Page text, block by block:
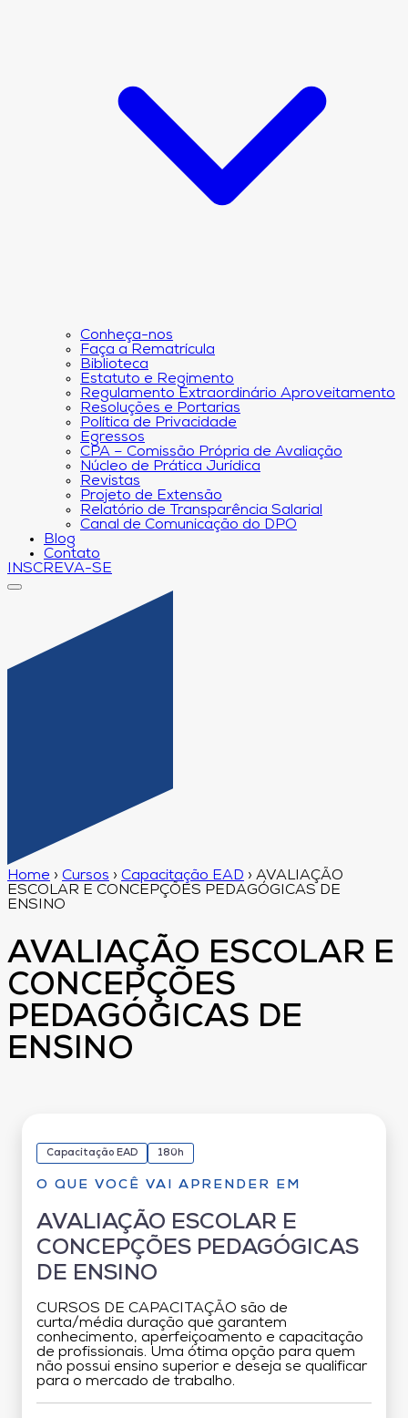
Conheça-nos
Faça a Rematrícula
Biblioteca
Estatuto e Regimento
Regulamento Extraordinário Aproveitamento
Resoluções e Portarias
Política de Privacidade
Egressos
CPA – Comissão Própria de Avaliação
Núcleo de Prática Jurídica
Revistas
Projeto de Extensão
Relatório de Transparência Salarial
Canal de Comunicação do DPO
Blog
Contato
INSCREVA-SE
Home › Cursos › Capacitação EAD › AVALIAÇÃO
ESCOLAR E CONCEPÇÕES PEDAGÓGICAS DE
ENSINO
AVALIAÇÃO ESCOLAR E
CONCEPÇÕES
PEDAGÓGICAS DE
ENSINO
Capacitação EAD 180h
O QUE VOCÊ VAI APRENDER EM
AVALIAÇÃO ESCOLAR E
CONCEPÇÕES PEDAGÓGICAS
DE ENSINO
CURSOS DE CAPACITAÇÃO são de
curta/média duração que garantem
conhecimento, aperfeiçoamento e capacitação
de profissionais. Uma ótima opção para quem
não possui ensino superior e deseja se qualificar
para o mercado de trabalho.